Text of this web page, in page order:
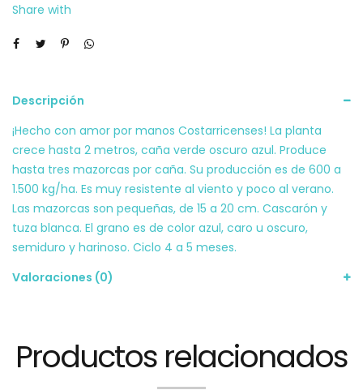
Share with
Descripción
¡Hecho con amor por manos Costarricenses! La planta
crece hasta 2 metros, caña verde oscuro azul. Produce
hasta tres mazorcas por caña. Su producción es de 600 a
1.500 kg/ha. Es muy resistente al viento y poco al verano.
Las mazorcas son pequeñas, de 15 a 20 cm. Cascarón y
tuza blanca. El grano es de color azul, caro u oscuro,
semiduro y harinoso. Ciclo 4 a 5 meses.
Valoraciones (0)
Productos relacionados